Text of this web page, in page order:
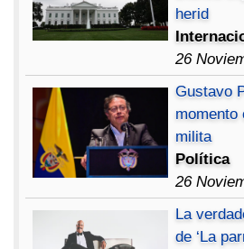
herid
26
Gustavo
momento
milita
Política
26
La
de ‘La